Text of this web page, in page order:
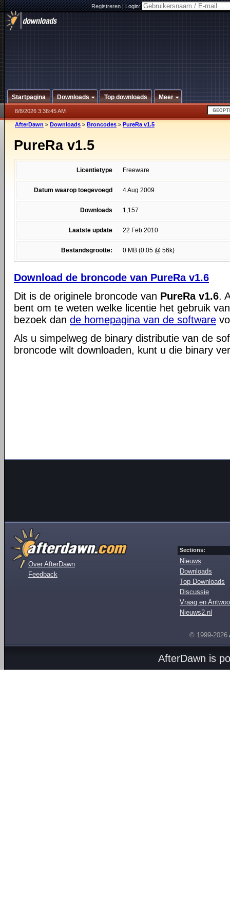
Registreren|Login:
Startpagina Downloads Top downloads Meer
8/8/2026 3:38:45 AM
AfterDawn > Downloads > Broncodes > PureRa v1.5
PureRa v1.5
Licentietype Freeware
Datum waarop toegevoegd 4 Aug 2009
Downloads 1,157
Laatste update 22 Feb 2010
Bestandsgrootte: 0 MB (0:05 @ 56k)
Download de broncode van PureRa v1.6
Dit is de originele broncode van PureRa v1.6.
bent om te weten welke licentie het gebruik
bezoek dan de homepagina van de software
Als u simpelweg de binary distributie van de
broncode wilt downloaden, kunt u die binary
Over AfterDawn
Feedback
Sections:
Nieuws
Downloads
Top Downloads
Discussie
Vraag en
Nieuws2.nl
© 1999-2026
AfterDawn is